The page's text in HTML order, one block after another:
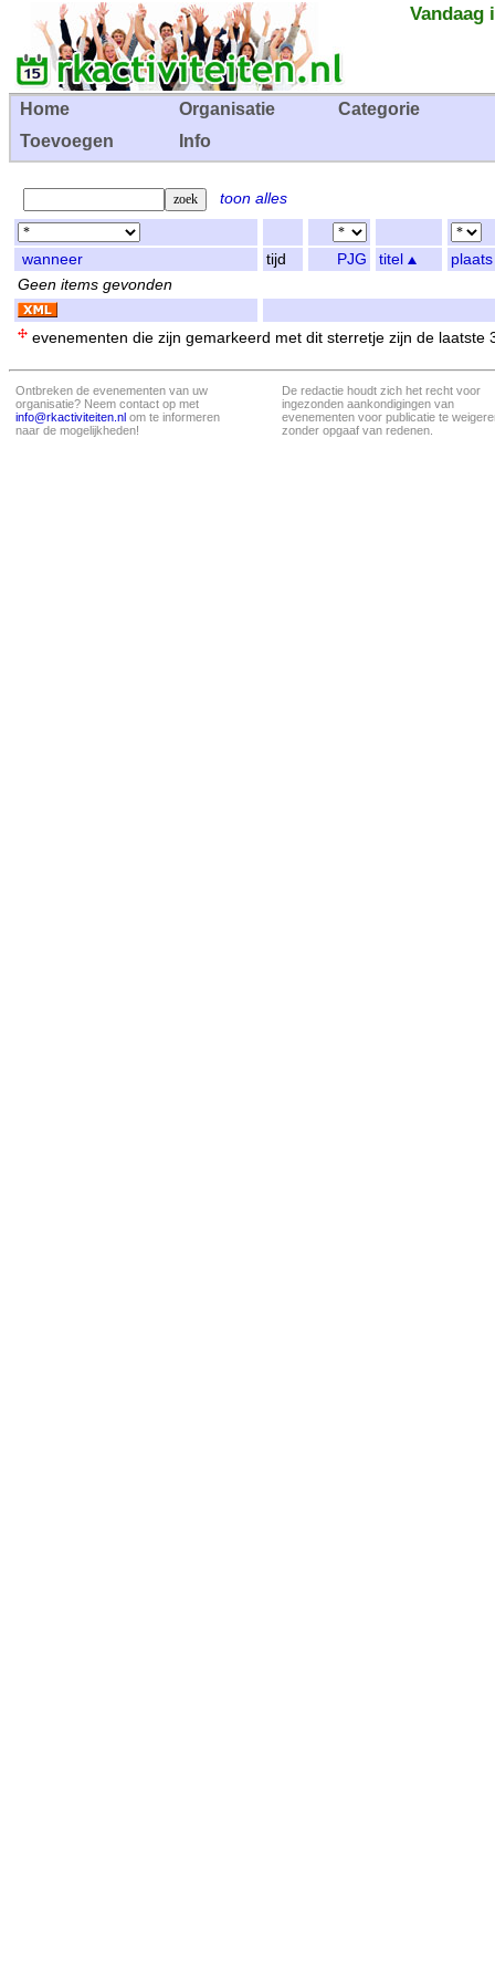
Vandaag
Home Organisatie
Categorie
Toevoegen
Info
toon alles
wanneer tijd PJG titel
plaats
Geen items gevonden
evenementen die zijn gemarkeerd met dit sterretje zijn de laatste
Ontbreken de evenementen van uw
organisatie? Neem contact op met
info@rkactiviteiten.nl om te informeren
naar de mogelijkheden!
De redactie houdt zich het recht voor
ingezonden aankondigingen van
evenementen voor publicatie te
zonder opgaaf van redenen.